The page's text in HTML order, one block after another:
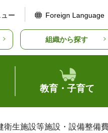
ー Foreign Language
組織から探す
教育・子育て
衛生施設等施設・設備整備